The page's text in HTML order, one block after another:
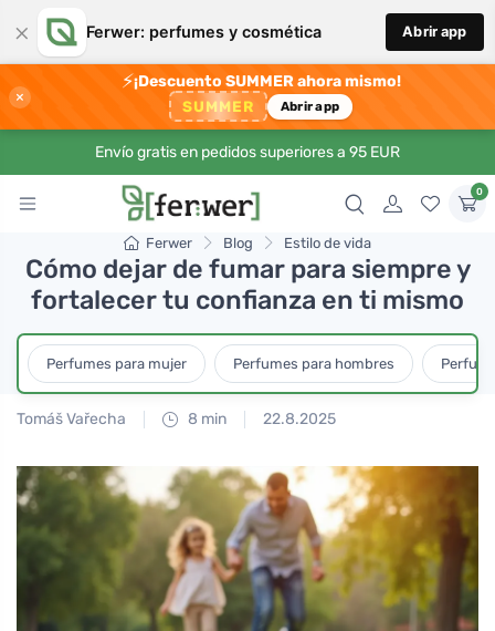
× Ferwer: perfumes y cosmética Abrir app
×
⚡¡Descuento SUMMER ahora mismo!
SUMMER Abrir app
Envío gratis en pedidos superiores a 95 EUR
0
Ferwer Blog Estilo de vida
Cómo dejar de fumar para siempre y
fortalecer tu confianza en ti mismo
Perfumes para mujer Perfumes para hombres
Tomáš Vařecha 8 min 22.8.2025